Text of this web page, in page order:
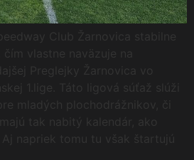
Club Žarnovica stabilne
vlastne naväzuje na
Preglejky Žarnovica vo
1.lige. Táto ligová súťaž slúži
mladých plochodrážnikov, či
tak nabitý kalendár, ako
napriek tomu tu však štartujú